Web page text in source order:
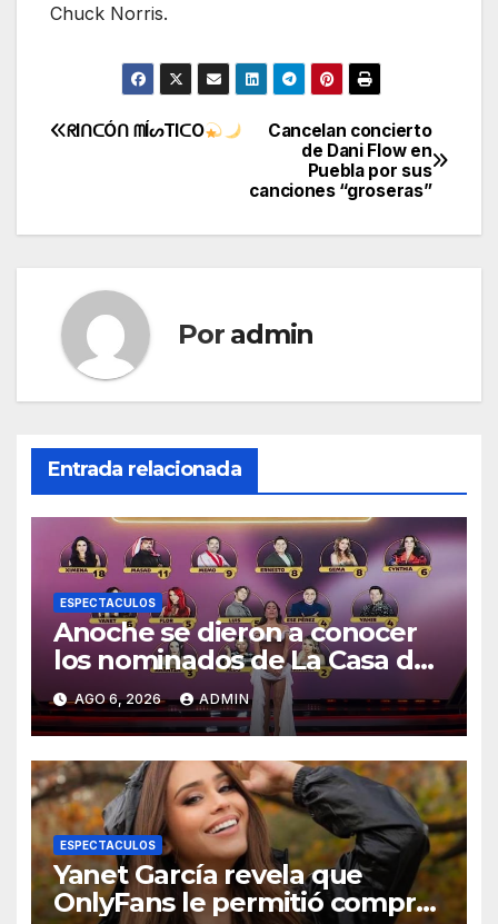
Chuck Norris.
Navegación
entradas
Cancelan concierto
de Dani Flow en
Puebla por sus
canciones “groseras”
ᖇIᑎᑕÓᑎ ᗰÍᔕTIᑕO
Por admin
Entrada relacionada
ESPECTACULOS
Anoche se dieron a conocer
los nominados de La Casa de
los Famosos México 2026 en
la segunda semana
AGO 6, 2026 ADMIN
ESPECTACULOS
Yanet García revela que
OnlyFans le permitió comprar